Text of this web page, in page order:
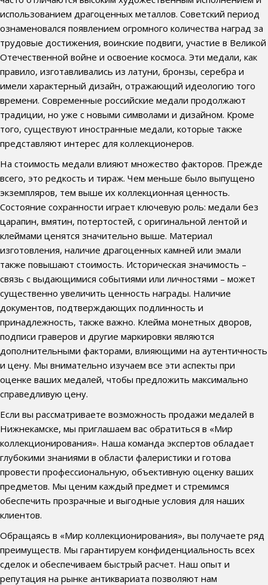
использованием драгоценных металлов. Советский период
ознаменовался появлением огромного количества наград за
трудовые достижения, воинские подвиги, участие в Великой
Отечественной войне и освоение космоса. Эти медали, как
правило, изготавливались из латуни, бронзы, серебра и
имели характерный дизайн, отражающий идеологию того
времени. Современные российские медали продолжают
традиции, но уже с новыми символами и дизайном. Кроме
того, существуют иностранные медали, которые также
представляют интерес для коллекционеров.
На стоимость медали влияют множество факторов. Прежде
всего, это редкость и тираж. Чем меньше было выпущено
экземпляров, тем выше их коллекционная ценность.
Состояние сохранности играет ключевую роль: медали без
царапин, вмятин, потертостей, с оригинальной лентой и
клеймами ценятся значительно выше. Материал
изготовления, наличие драгоценных камней или эмали
также повышают стоимость. Историческая значимость –
связь с выдающимися событиями или личностями – может
существенно увеличить ценность награды. Наличие
документов, подтверждающих подлинность и
принадлежность, также важно. Клейма монетных дворов,
подписи граверов и другие маркировки являются
дополнительными факторами, влияющими на аутентичность
и цену. Мы внимательно изучаем все эти аспекты при
оценке ваших медалей, чтобы предложить максимально
справедливую цену.
Если вы рассматриваете возможность продажи медалей в
Нижнекамске, мы приглашаем вас обратиться в «Мир
коллекционирования». Наша команда экспертов обладает
глубокими знаниями в области фалеристики и готова
провести профессиональную, объективную оценку ваших
предметов. Мы ценим каждый предмет и стремимся
обеспечить прозрачные и выгодные условия для наших
клиентов.
Обращаясь в «Мир коллекционирования», вы получаете ряд
преимуществ. Мы гарантируем конфиденциальность всех
сделок и обеспечиваем быстрый расчет. Наш опыт и
репутация на рынке антиквариата позволяют нам